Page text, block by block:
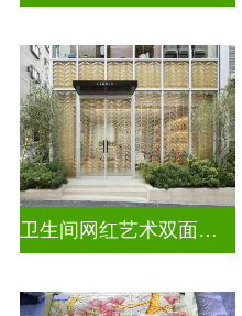
卫生间网红艺术双面玻璃墙